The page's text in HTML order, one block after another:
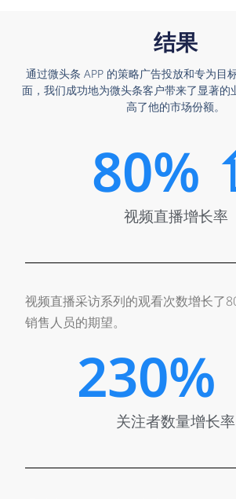
结果
通过微头条 APP 的策略广告投放和专为目
面，我们成功地为微头条客户带来了显著的
高了他的市场份额。
视频直播增长率
80%
视频直播采访系列的观看次数增长了
销售人员的期望。
关注者数量增长率
230